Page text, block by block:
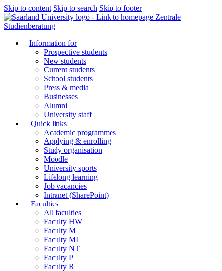
Skip to content Skip to search Skip to footer
Zentrale
Studienberatung
Information for
Prospective students
New students
Current students
School students
Press & media
Businesses
Alumni
University staff
Quick links
Academic programmes
Applying & enrolling
Study organisation
Moodle
University sports
Lifelong learning
Job vacancies
Intranet (SharePoint)
Faculties
All faculties
Faculty HW
Faculty M
Faculty MI
Faculty NT
Faculty P
Faculty R